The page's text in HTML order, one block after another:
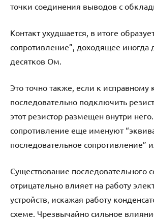
точки соединения выводов с
Контакт ухудшается, в итоге
сопротивление”, доходящее иногда
десятков Ом.
Это точно также, если к исправному
последовательно подключить
этот резистор размещен внутри
сопротивление еще именуют
последовательное сопротивление”
Существование последовательного
отрицательно влияет на работу
устройств, искажая работу
схеме. Чрезвычайно сильное